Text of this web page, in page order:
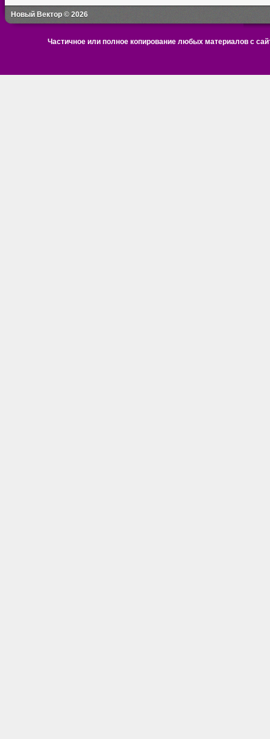
Новый Вектор © 2026
Частичное или полное копирование любых материалов с